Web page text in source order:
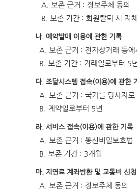
A. 보존 근거 : 정보주체 동의
B. 보존 기간 : 회원탈퇴 시 지
나. 예약발매 이용에 관한 기록
A. 보존 근거 : 전자상거래 등
B. 보존 기간 : 거래일로부터 5년
다. 조달시스템 접속(이용)에 관한
A. 보존 근거 : 국가를 당사자
B. 계약일로부터 5년
라. 서비스 접속(이용)에 관한 기록
A. 보존 근거 : 통신비밀보호법
B. 보존 기간 : 3개월
마. 지연료 계좌반환 및 교통비 신청
A. 보존 근거 : 정보주체 동의